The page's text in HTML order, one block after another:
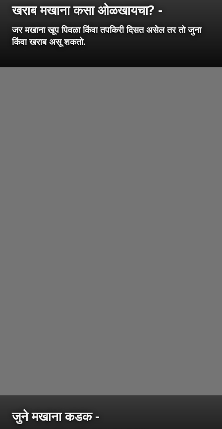
खराब मखाना कसा ओळखायचा? -
जर मखाना खूप पिवळा किंवा तपकिरी दिसत असेल तर तो जुना
किंवा खराब असू शकतो.
जुने मखाना कडक -